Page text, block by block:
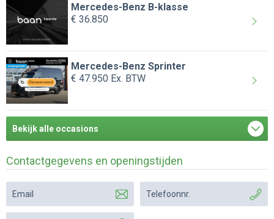
Mercedes-Benz B-klasse
€ 36.850
Mercedes-Benz Sprinter
€ 47.950 Ex. BTW
Bekijk alle occasions
Contactgegevens en openingstijden
Email Telefoonnr.